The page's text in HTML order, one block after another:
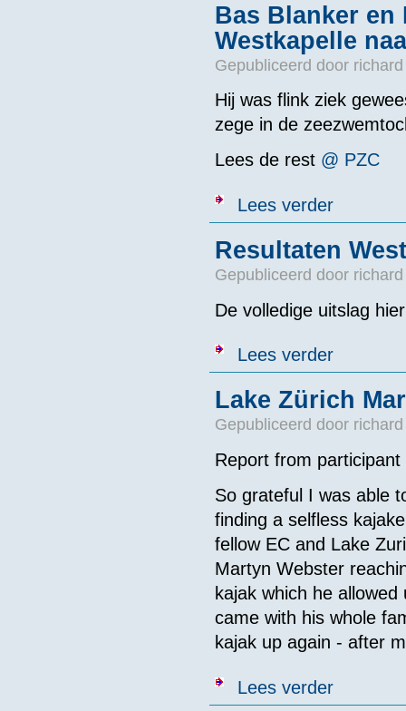
Bas Blanker en
Westkapelle
Gepubliceerd door
Hij was flink ziek
zege in de
Lees de rest @ PZC
Lees verderover Bas
Resultaten
Gepubliceerd door
De volledige uitslag
Lees verderover
Lake Zürich
Gepubliceerd door
Report from
So grateful I was able
finding a selfless
fellow EC and Lake
Martyn Webster
kajak which he
came with his whole
kajak up again - after
Lees verderover Lake